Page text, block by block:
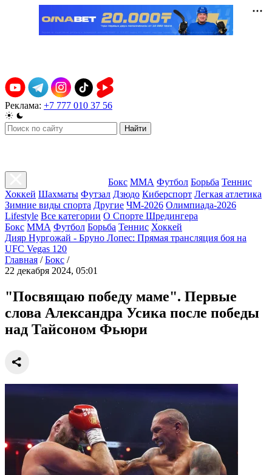
Реклама: +7 777 010 37 56
Найти
Бокс ММА Футбол Борьба Теннис
Хоккей Шахматы Футзал Дзюдо Киберспорт Легкая атлетика
Зимние виды спорта Другие ЧМ-2026 Олимпиада-2026
Lifestyle Все категории О Спорте Шредингера
Бокс ММА Футбол Борьба Теннис Хоккей
Дияр Нургожай - Бруно Лопес: Прямая трансляция боя на
UFC Vegas 120
Главная / Бокс /
22 декабря 2024, 05:01
"Посвящаю победу маме". Первые
слова Александра Усика после победы
над Тайсоном Фьюри